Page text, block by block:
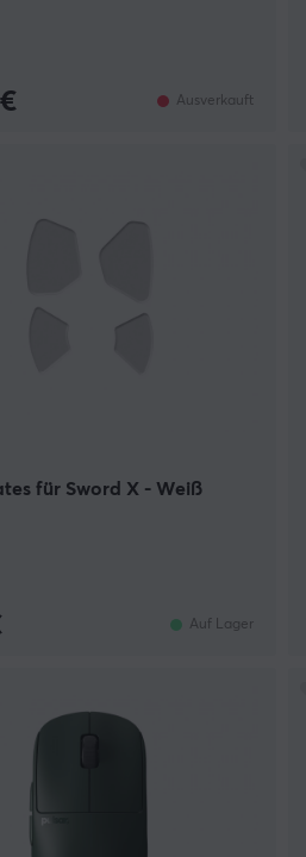
Ausverkauft
für Sword X - Weiß
Auf Lager